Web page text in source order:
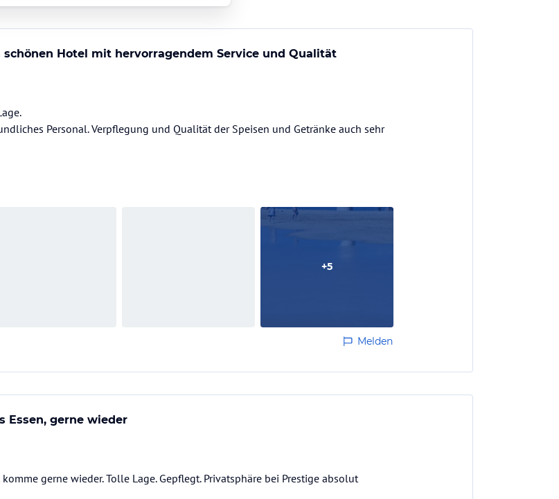
Hotel mit hervorragendem Service und Qualität
Personal. Verpflegung und Qualität der Speisen und Getränke auch sehr
+5
Melden
Essen, gerne wieder
gerne wieder. Tolle Lage. Gepflegt. Privatsphäre bei Prestige absolut